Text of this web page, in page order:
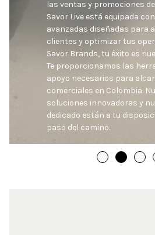
las ventas y promociones
Savor Live está equipada
avanzadas diseñadas para
clientes y optimizar tus
Savor Brands, tu éxito es
Te proporcionamos las
apoyo necesarios para
comerciales en Colombia.
soluciones innovadoras y
dedicado están a tu
paso del camino.